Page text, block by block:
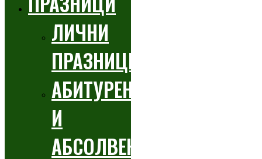
ЛИЧНИ
ПРАЗНИЦИ
АБИТУРЕНТСКИ
И
АБСОЛВЕНТСКИ